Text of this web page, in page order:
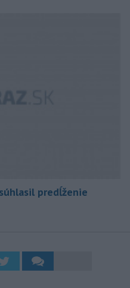
predĺženie